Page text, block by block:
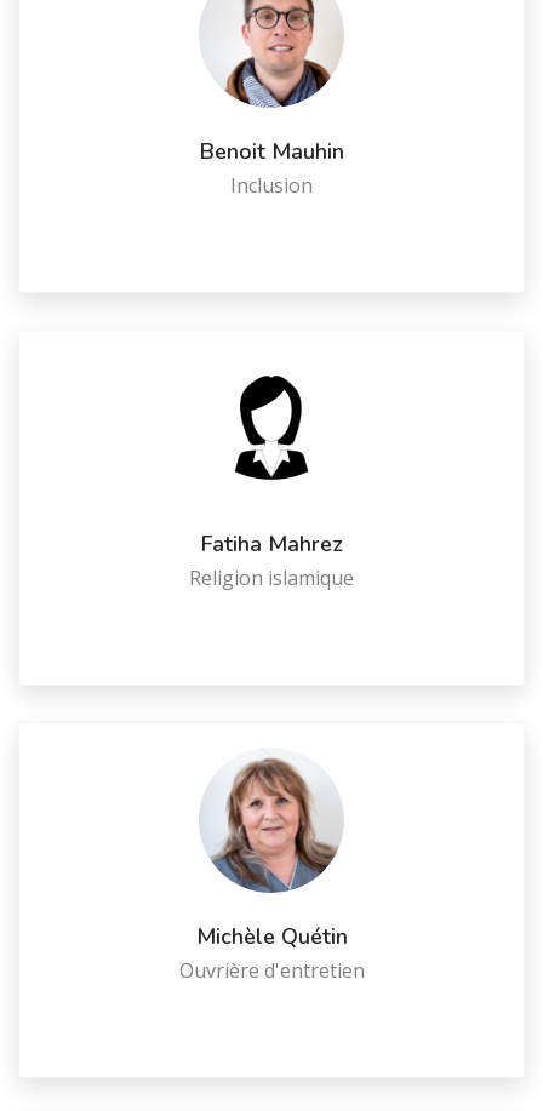
Benoit Mauhin
Inclusion
Fatiha Mahrez
Religion islamique
Michèle Quétin
Ouvrière d'entretien